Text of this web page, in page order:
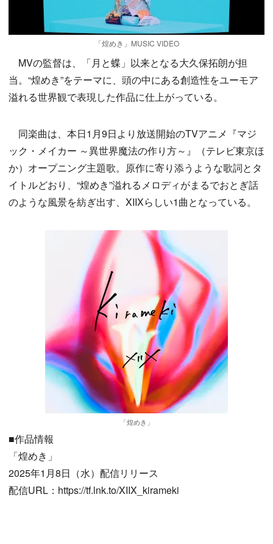
「煌めき」MUSIC VIDEO
MVの監督は、「月と蝶」以来となる大久保拓朗が担
当。“煌めき”をテーマに、頭の中にある創造性をユーモア
溢れる世界観で表現した作品に仕上がっている。
同楽曲は、本日1月9日より放送開始のTVアニメ『マジ
ック・メイカー ～異世界魔法の作り方～』（テレビ東京ほ
か）オープニング主題歌。原作に寄り添うような歌詞とタ
イトルどおり、“煌めき”溢れるメロディがまるでおとぎ話
のような風景を紡ぎ出す、XIIXらしい1曲となっている。
「煌めき」
■作品情報
「煌めき」
2025年1月8日（水）配信リリース
配信URL：https://tf.lnk.to/XIIX_kirameki